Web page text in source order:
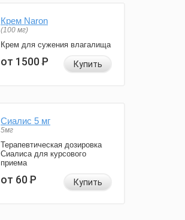
Крем Naron
(100 мг)
Крем для сужения влагалища
от 1500Р Купить
Сиалис 5 мг
5мг
Терапевтическая дозировка
Сиалиса для курсового
приема
от 60Р Купить